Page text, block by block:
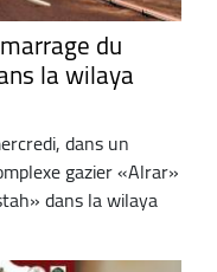
du
la wilaya
dans un
gazier «Alrar»
dans la wilaya